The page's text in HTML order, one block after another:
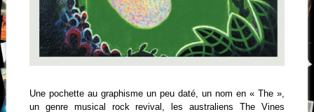
Une pochette au graphisme un peu daté, un nom en « The »,
un genre musical rock revival, les australiens The Vines